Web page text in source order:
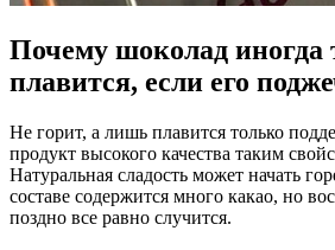
Почему шоколад иногда
плавится, если его
Не горит, а лишь плавится только
продукт высокого качества таким
Натуральная сладость может начать
составе содержится много какао, но
поздно все равно случится.